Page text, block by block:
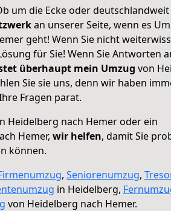
um die Ecke oder
an unserer Seite, wenn es
geht! Wenn Sie nicht
für Sie! Wenn Sie Antworten
überhaupt mein Umzug von
Sie sie uns, denn wir haben
Fragen parat.
Heidelberg nach Hemer oder ein
Hemer, wir helfen, damit Sie
können.
, Seniorenumzug,
in Heidelberg,
von Heidelberg nach Hemer.